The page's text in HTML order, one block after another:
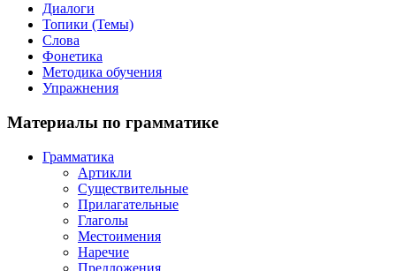
Диалоги
Топики (Темы)
Слова
Фонетика
Методика обучения
Упражнения
Материалы по грамматике
Грамматика
Артикли
Существительные
Прилагательные
Глаголы
Местоимения
Наречие
Предложения